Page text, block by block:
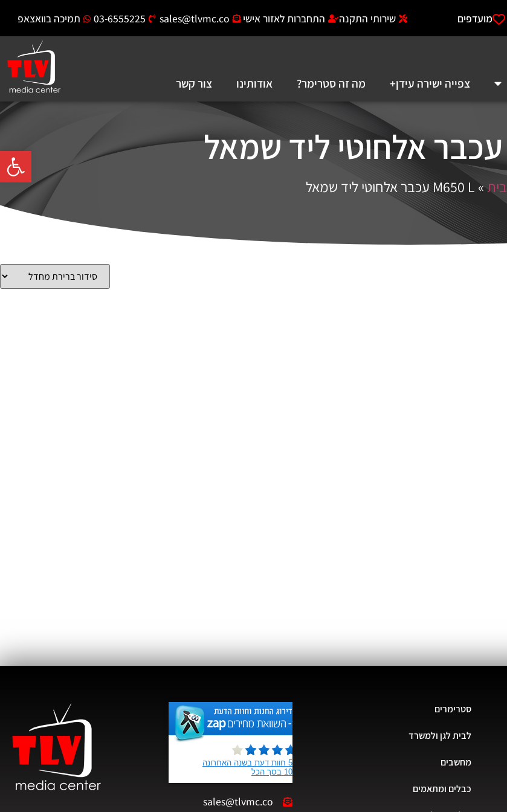
פתח
מועדפים שירותי התקנה התחברות לאזור אישי sales@tlvmc.co
03-6555225 תמיכה בוואצאפ
צפייה ישירה עידן+ מה זה סטרימר? אודותינו צור קשר
בית»M650 L עכבר אלחוטי ליד שמאל
סטרימרים
לבית לגן ולמשרד
מחשבים
כבלים ומתאמים
sales@tlvmc.co